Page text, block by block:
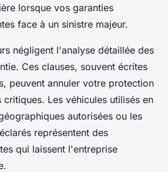
lorsque vos garanties
face à un sinistre majeur.
négligent l'analyse détaillée des
Ces clauses, souvent écrites
peuvent annuler votre protection
critiques. Les véhicules utilisés en
autorisées ou les
représentent des
qui laissent l'entreprise